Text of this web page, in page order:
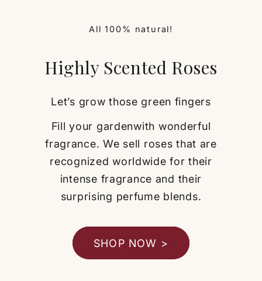
All 100% natural!
Highly Scented Roses
Let’s grow those green fingers
Fill your gardenwith wonderful
fragrance. We sell roses that are
recognized worldwide for their
intense fragrance and their
surprising perfume blends.
SHOP NOW >